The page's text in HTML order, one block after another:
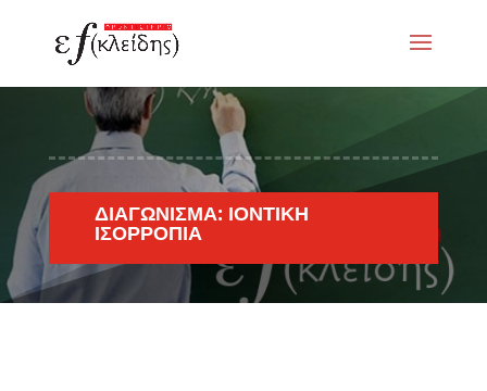
ΔΙΑΓΏΝΙΣΜΑ: ΙΟΝΤΙΚΉ
ΙΣΟΡΡΟΠΊΑ